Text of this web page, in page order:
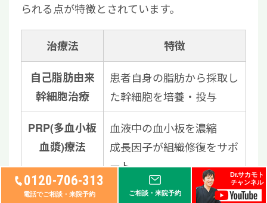
0120-706-313
電話でご相談・来院予約 ご相談・来院予約
Dr.サカモト
チャンネル
られる点が特徴とされています。
治療法 特徴
自己脂肪由来
幹細胞治療
患者自身の脂肪から採取し
た幹細胞を培養・投与
PRP(多血小板
血漿)療法
血液中の血小板を濃縮
成長因子が組織修復をサポ
ート
分化誘導によ 幹細胞を損傷部位へ集中的